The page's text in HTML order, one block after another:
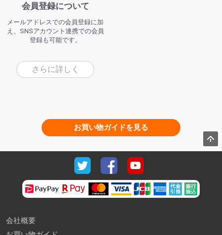
会員登録について
メールアドレスでの会員登録に加
え、SNSアカウント連携での会員
登録も可能です。
さらに詳しく
お買い物ガイドを見る
会社概要